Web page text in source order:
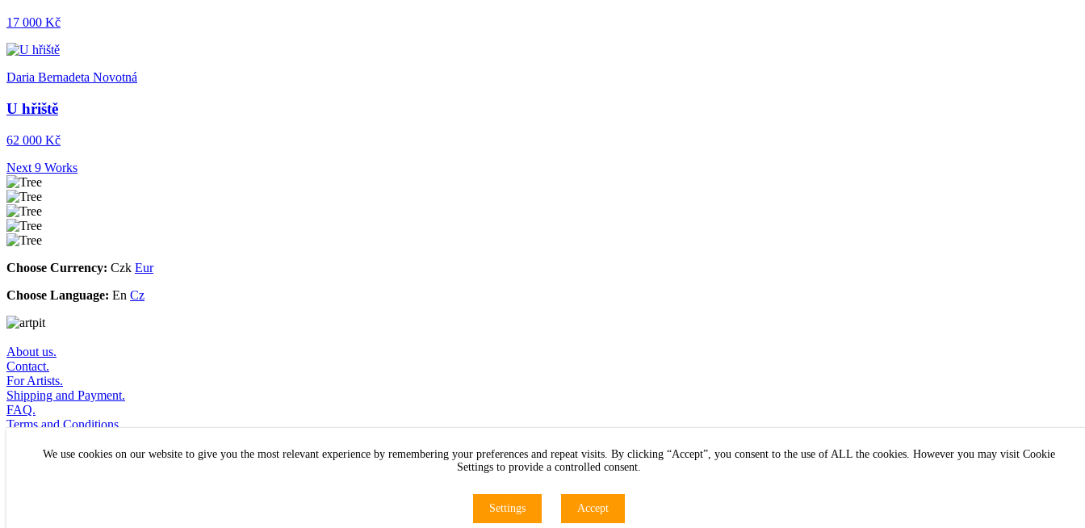
17 000 Kč
Daria Bernadeta Novotná
U hřiště
62 000 Kč
Next 9 Works
Choose Currency: Czk Eur
Choose Language: En Cz
About us.
Contact.
For Artists.
Shipping and Payment.
FAQ.
Terms and Conditions.
We use cookies on our website to give you the most relevant experience by remembering your preferences and repeat visits. By clicking “Accept”, you consent to the use of ALL the cookies. However you may visit Cookie
Settings to provide a controlled consent.
Settings Accept